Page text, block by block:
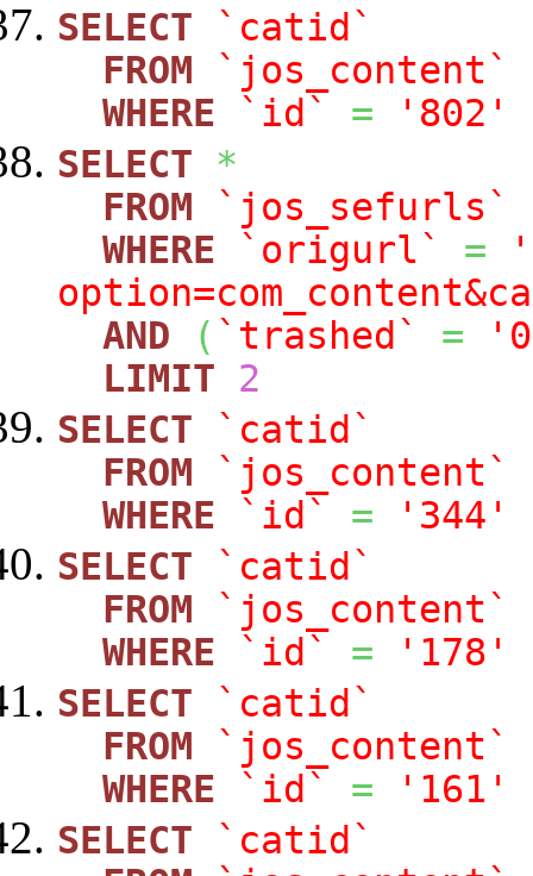
SELECT
`catid`
FROM
`jos_content`
WHERE
`id` =
'802'
SELECT
*
FROM
`jos_sefurls`
WHERE
`origurl` =
AND
( `trashed` =
LIMIT
2
SELECT
`catid`
FROM
`jos_content`
WHERE
`id` =
'344'
SELECT
`catid`
FROM
`jos_content`
WHERE
`id` =
'178'
SELECT
`catid`
FROM
`jos_content`
WHERE
`id` =
'161'
SELECT
`catid`